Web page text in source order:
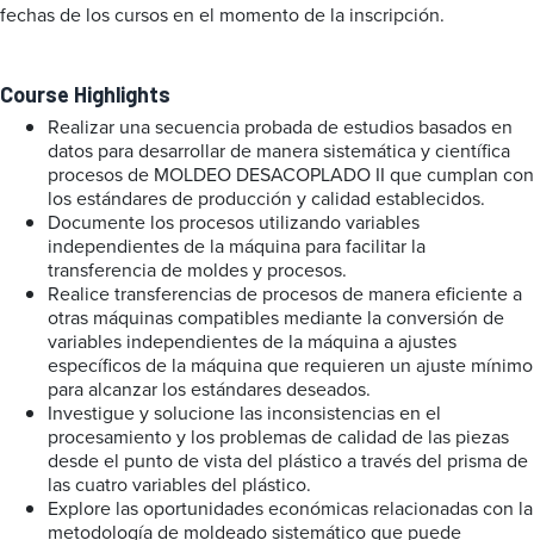
fechas de los cursos en el momento de la inscripción.
Course Highlights
Realizar una secuencia probada de estudios basados en
datos para desarrollar de manera sistemática y científica
procesos de MOLDEO DESACOPLADO II que cumplan con
los estándares de producción y calidad establecidos.
Documente los procesos utilizando variables
independientes de la máquina para facilitar la
transferencia de moldes y procesos.
Realice transferencias de procesos de manera eficiente a
otras máquinas compatibles mediante la conversión de
variables independientes de la máquina a ajustes
específicos de la máquina que requieren un ajuste mínimo
para alcanzar los estándares deseados.
Investigue y solucione las inconsistencias en el
procesamiento y los problemas de calidad de las piezas
desde el punto de vista del plástico a través del prisma de
las cuatro variables del plástico.
Explore las oportunidades económicas relacionadas con la
metodología de moldeado sistemático que puede